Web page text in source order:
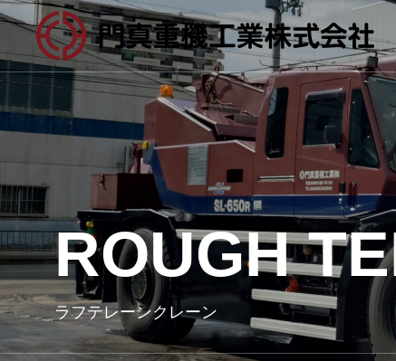
ALL
オールテ
ROUGH
ラフテレーンクレーン